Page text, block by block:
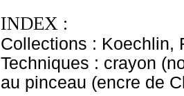
INDEX :
Collections : Koechlin,
Techniques : crayon
au pinceau (encre de